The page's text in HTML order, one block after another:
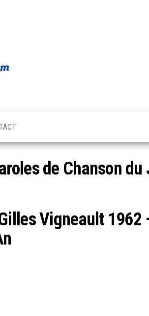
de Chanson du
Vigneault 1962